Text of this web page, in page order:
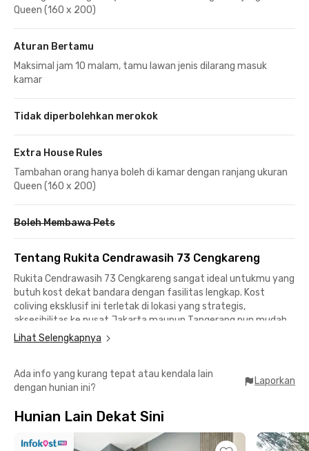
Queen (160 x 200)
Aturan Bertamu
Maksimal jam 10 malam, tamu lawan jenis dilarang masuk
kamar
Tidak diperbolehkan merokok
Extra House Rules
Tambahan orang hanya boleh di kamar dengan ranjang ukuran
Queen (160 x 200)
Boleh Membawa Pets
Tentang Rukita Cendrawasih 73 Cengkareng
Rukita Cendrawasih 73 Cengkareng sangat ideal untukmu yang
butuh kost dekat bandara dengan fasilitas lengkap. Kost
coliving eksklusif ini terletak di lokasi yang strategis,
aksesibilitas ke pusat Jakarta maupun Tangerang pun mudah
dan tidak jauh dari jalan tol.
Soekarno-Hatta yang bisa ditempuh tak sampai 20 menit!
Ingin berbelanja? Kamu bisa kunjungi Mall Daan Mogot dalam 5
Tak perlu khawatir juga soal transportasi karena dari sini kamu
bisa menuju stasiun KRL Bojong Indah dan stasiun KRL Rawa
Lihat Selengkapnya
Ada info yang kurang tepat atau kendala lain
dengan hunian ini?
Laporkan
Hunian Lain Dekat Sini